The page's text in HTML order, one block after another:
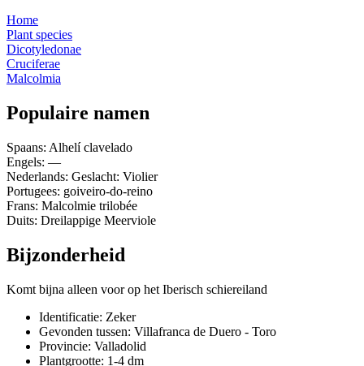
Home
Plant species
Dicotyledonae
Cruciferae
Malcolmia
Populaire namen
Spaans: Alhelí clavelado
Engels: —
Nederlands: Geslacht: Violier
Portugees: goiveiro-do-reino
Frans: Malcolmie trilobée
Duits: Dreilappige Meerviole
Bijzonderheid
Komt bijna alleen voor op het Iberisch schiereiland
Identificatie: Zeker
Gevonden tussen: Villafranca de Duero - Toro
Provincie: Valladolid
Plantgrootte: 1-4 dm